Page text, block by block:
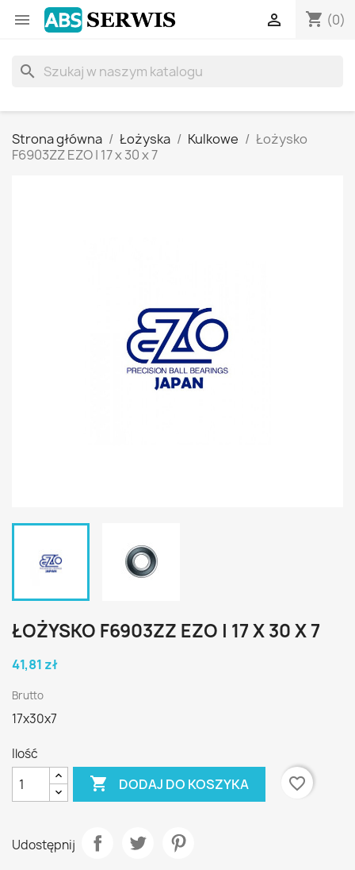
 shopping_cart (0)

search
Strona główna Łożyska Kulkowe
Łożysko
F6903ZZ EZO | 17 x 30 x 7
ŁOŻYSKO F6903ZZ EZO | 17 X 30 X 7
41,81 zł
Brutto
17x30x7
Ilość
 DODAJ DO KOSZYKA favorite_border
Udostępnij